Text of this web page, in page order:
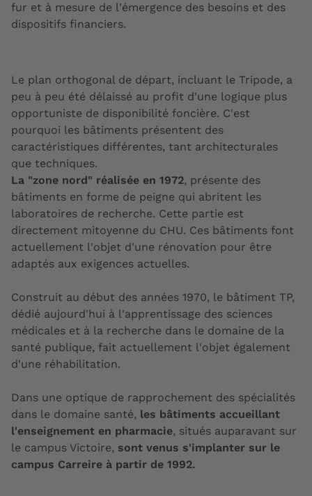
fur et à mesure de l'émergence des besoins et des
dispositifs financiers.
Le plan orthogonal de départ, incluant le Tripode, a
peu à peu été délaissé au profit d'une logique plus
opportuniste de disponibilité foncière. C'est
pourquoi les bâtiments présentent des
caractéristiques différentes, tant architecturales
que techniques.
La "zone nord" réalisée en 1972, présente des
bâtiments en forme de peigne qui abritent les
laboratoires de recherche. Cette partie est
directement mitoyenne du CHU. Ces bâtiments font
actuellement l'objet d'une rénovation pour être
adaptés aux exigences actuelles.
Construit au début des années 1970, le bâtiment TP,
dédié aujourd'hui à l'apprentissage des sciences
médicales et à la recherche dans le domaine de la
santé publique, fait actuellement l'objet également
d'une réhabilitation.
Dans une optique de rapprochement des spécialités
dans le domaine santé, les bâtiments accueillant
l'enseignement en pharmacie, situés auparavant sur
le campus Victoire, sont venus s'implanter sur le
campus Carreire à partir de 1992.